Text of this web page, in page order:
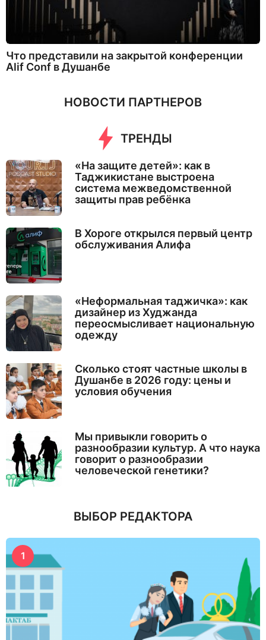
Что представили на закрытой конференции
Alif Conf в Душанбе
НОВОСТИ ПАРТНЕРОВ
ТРЕНДЫ
«На защите детей»: как в
Таджикистане выстроена
система межведомственной
защиты прав ребёнка
В Хороге открылся первый центр
обслуживания Алифа
«Неформальная таджичка»: как
дизайнер из Худжанда
переосмысливает национальную
одежду
Сколько стоят частные школы в
Душанбе в 2026 году: цены и
условия обучения
Мы привыкли говорить о
разнообразии культур. А что наука
говорит о разнообразии
человеческой генетики?
ВЫБОР РЕДАКТОРА
1